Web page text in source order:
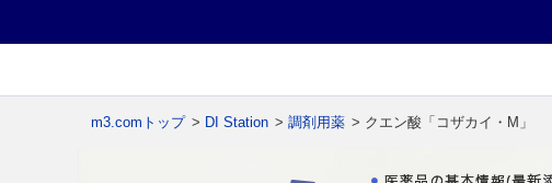
m3.comトップ > DI Station > 調剤用薬 > クエン酸「コザカイ・M」